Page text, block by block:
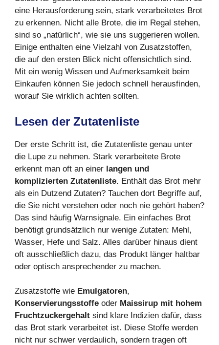
eine Herausforderung sein, stark verarbeitetes Brot
zu erkennen. Nicht alle Brote, die im Regal stehen,
sind so „natürlich“, wie sie uns suggerieren wollen.
Einige enthalten eine Vielzahl von Zusatzstoffen,
die auf den ersten Blick nicht offensichtlich sind.
Mit ein wenig Wissen und Aufmerksamkeit beim
Einkaufen können Sie jedoch schnell herausfinden,
worauf Sie wirklich achten sollten.
Lesen der Zutatenliste
Der erste Schritt ist, die Zutatenliste genau unter
die Lupe zu nehmen. Stark verarbeitete Brote
erkennt man oft an einer langen und
komplizierten Zutatenliste. Enthält das Brot mehr
als ein Dutzend Zutaten? Tauchen dort Begriffe auf,
die Sie nicht verstehen oder noch nie gehört haben?
Das sind häufig Warnsignale. Ein einfaches Brot
benötigt grundsätzlich nur wenige Zutaten: Mehl,
Wasser, Hefe und Salz. Alles darüber hinaus dient
oft ausschließlich dazu, das Produkt länger haltbar
oder optisch ansprechender zu machen.
Zusatzstoffe wie Emulgatoren,
Konservierungsstoffe oder Maissirup mit hohem
Fruchtzuckergehalt sind klare Indizien dafür, dass
das Brot stark verarbeitet ist. Diese Stoffe werden
nicht nur schwer verdaulich, sondern tragen oft